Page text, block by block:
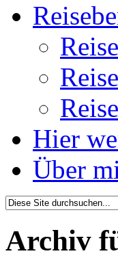
Hier
Über
Archiv